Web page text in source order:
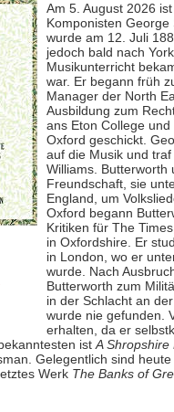
Am 5. August 2026
Komponisten
wurde am 12. Juli
jedoch bald nach
Musikunterricht
war. Er begann früh
Manager der North
Ausbildung zum
ans Eton College
Oxford geschickt.
auf die Musik und
Williams. Butterworth
Freundschaft, sie
England, um
Oxford begann
Kritiken für The
in Oxfordshire. Er
in London, wo er
wurde. Nach
Butterworth zum
in der Schlacht an
wurde nie gefunden.
erhalten, da er
ist A Shropshire
Gelegentlich sind
Werk The Banks of